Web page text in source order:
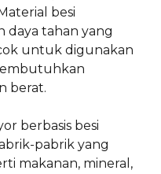
besi
daya tahan yang
untuk digunakan
berat.
berbasis besi
pabrik yang
makanan, mineral,